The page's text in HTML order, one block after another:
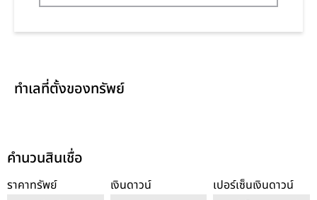
ทำเลที่ตั้งของทรัพย์
คำนวนสินเชื่อ
ราคาทรัพย์ เงินดาวน์ เปอร์เซ็นเงินดาวน์